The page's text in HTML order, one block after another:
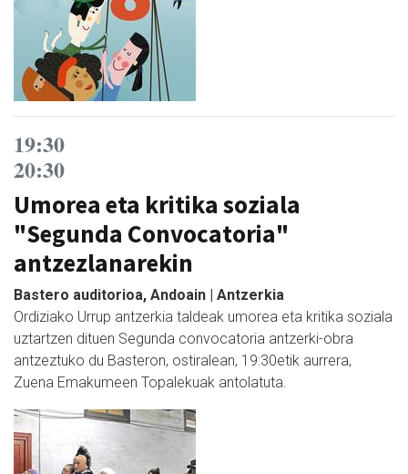
19:30
20:30
Umorea eta kritika soziala
"Segunda Convocatoria"
antzezlanarekin
Bastero auditorioa, Andoain | Antzerkia
Ordiziako Urrup antzerkia taldeak umorea eta kritika soziala
uztartzen dituen Segunda convocatoria antzerki-obra
antzeztuko du Basteron, ostiralean, 19:30etik aurrera,
Zuena Emakumeen Topalekuak antolatuta.